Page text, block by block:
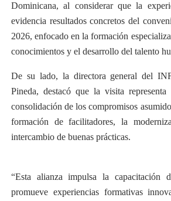
Dominicana, al considerar que la
evidencia resultados concretos del
2026, enfocado en la formación
conocimientos y el desarrollo del talento
De su lado, la directora general del
Pineda, destacó que la visita
consolidación de los compromisos
formación de facilitadores, la
intercambio de buenas prácticas.
“Esta alianza impulsa la capacitación
promueve experiencias formativas